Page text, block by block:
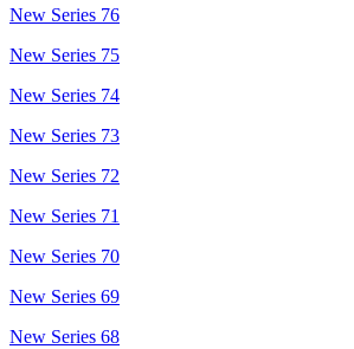
New Series 76
New Series 75
New Series 74
New Series 73
New Series 72
New Series 71
New Series 70
New Series 69
New Series 68